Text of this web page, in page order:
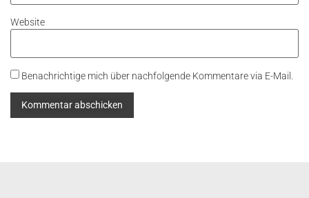
Website
Benachrichtige mich über nachfolgende Kommentare via E-Mail.